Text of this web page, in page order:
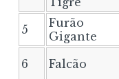
5
Furão
Gigante
6 Falcão